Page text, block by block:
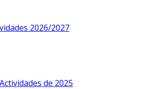
2026/2027
de 2025